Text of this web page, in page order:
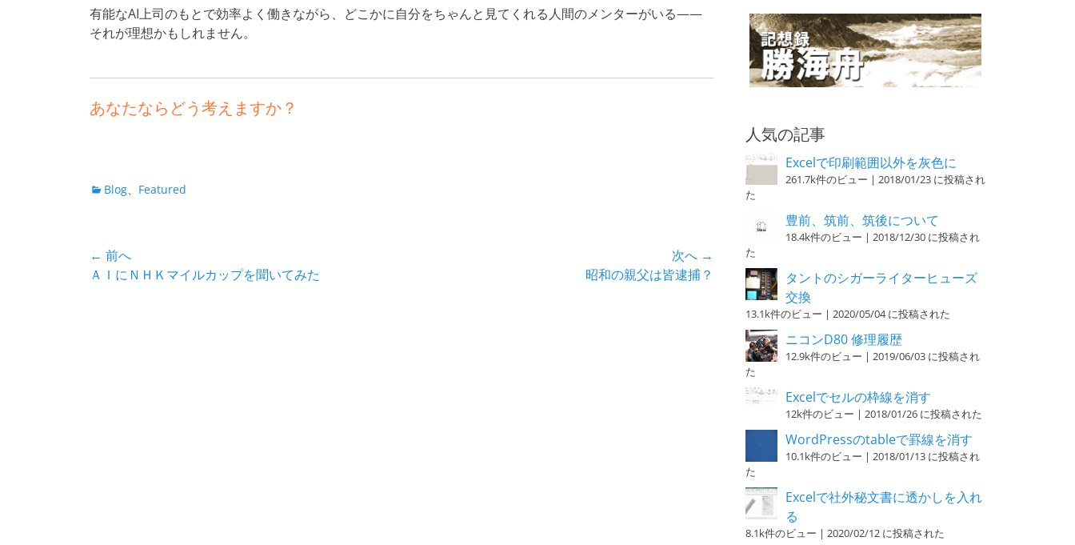
有能なAI上司のもとで効率よく働きながら、どこかに自分をちゃんと見てくれる人間のメンターがいる——
それが理想かもしれません。
あなたならどう考えますか？
カ
ー
Blog、 Featured
投
稿
← 前へ
前
ＡＩにＮＨＫマイルカップを聞いてみた
次へ →
昭和の親父は皆逮捕？
人気の記事
Excelで印刷範囲以外を灰色に
261.7k件のビュー | 2018/01/23 に投稿され
た
豊前、筑前、筑後について
18.4k件のビュー | 2018/12/30 に投稿され
た
タントのシガーライターヒューズ
交換
13.1k件のビュー | 2020/05/04 に投稿された
ニコンD80 修理履歴
12.9k件のビュー | 2019/06/03 に投稿され
た
Excelでセルの枠線を消す
12k件のビュー | 2018/01/26 に投稿された
WordPressのtableで罫線を消す
10.1k件のビュー | 2018/01/13 に投稿され
た
Excelで社外秘文書に透かしを入れ
る
8.1k件のビュー | 2020/02/12 に投稿された